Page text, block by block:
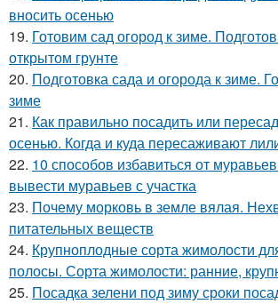
вносить осенью
19. Готовим сад огород к зиме.
открытом грунте
20. Подготовка сада и огорода к зиме.
зиме
21. Как правильно посадить или
осенью. Когда и куда пересаживают
22. 10 способов избавиться от
вывести муравьев с участка
23. Почему морковь в земле вялая.
питательных веществ
24. Крупноплодные сорта жимолости
полосы. Сорта жимолости: ранние,
25. Посадка зелени под зиму сроки